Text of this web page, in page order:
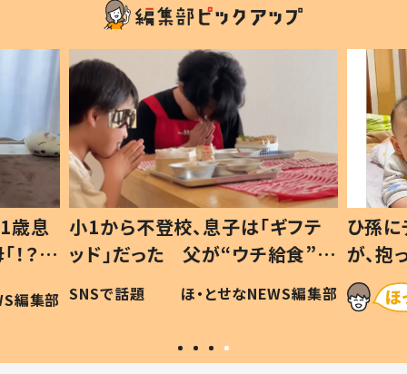
歳息
？」
編集部
小1から不登校、息子は「ギフテ
ッド」だった 父が“ウチ給食”を
作り続ける理由とは #令和の親
#令和の子
SNSで話題 ほ・とせなNEWS編集部
ひ孫
が、
「涙が
い」